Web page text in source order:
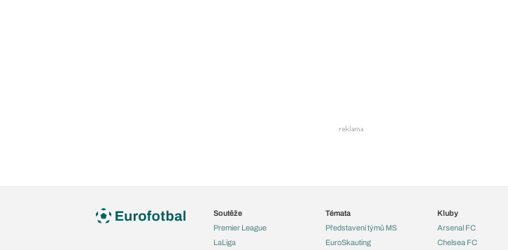
Soutěže
Premier League
LaLiga
Témata
Představení týmů MS
EuroSkauting
Kluby
Arsenal FC
Chelsea FC